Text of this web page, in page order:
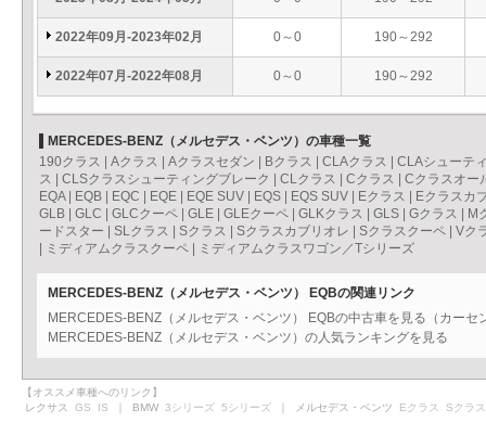
2022年09月-2023年02月 0～0 190～292
2022年07月-2022年08月 0～0 190～292
MERCEDES-BENZ（メルセデス・ベンツ）の車種一覧
190クラス
Aクラス Aクラスセダン Bクラス CLAクラス
CLAシューテ
ス
CLSクラスシューティングブレーク CLクラス Cクラス
Cクラスオー
EQA| EQB EQC EQE EQE SUV EQS EQS SUV Eクラス
Eクラスカ
GLB
GLC GLCクーペ GLE GLEクーペ GLKクラス GLS Gクラス
M
ードスター
SLクラス Sクラス Sクラスカブリオレ Sクラスクーペ
Vク
ミディアムクラスクーペ ミディアムクラスワゴン／Tシリーズ
MERCEDES-BENZ（メルセデス・ベンツ） EQBの関連リンク
MERCEDES-BENZ（メルセデス・ベンツ） EQBの中古車を見る（カーセ
MERCEDES-BENZ（メルセデス・ベンツ）の人気ランキングを見る
【オススメ車種へのリンク】
レクサス GS IS ｜ BMW 3シリーズ 5シリーズ ｜ メルセデス・ベンツ Eクラス Sクラス